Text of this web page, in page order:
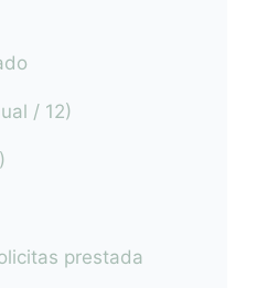
/ 12)
prestada